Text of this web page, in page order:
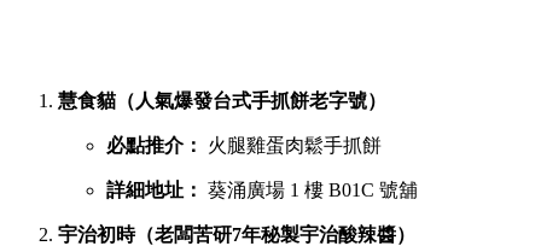
慧食貓（人氣爆發台式手抓餅老字號）
必點推介： 火腿雞蛋肉鬆手抓餅
詳細地址： 葵涌廣場 1 樓 B01C 號舖
宇治初時（老闆苦研7年秘製宇治酸辣醬）